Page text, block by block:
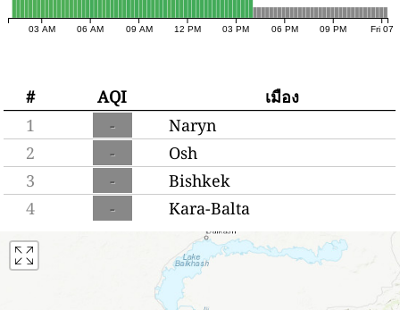
03 AM 06 AM 09 AM 12 PM 03 PM 06 PM 09 PM Fri 07
# AQI
เมือง
1
-
Naryn
2
-
Osh
3
-
Bishkek
4
- Kara-Balta